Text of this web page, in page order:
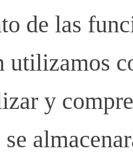
de las
utilizamos
y